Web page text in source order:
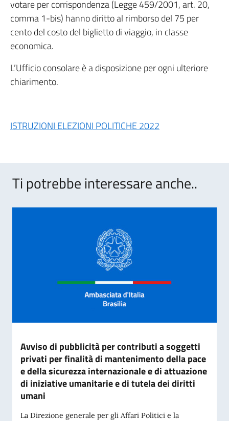
votare per corrispondenza (Legge 459/2001, art. 20,
comma 1-bis) hanno diritto al rimborso del 75 per
cento del costo del biglietto di viaggio, in classe
economica.
L’Ufficio consolare è a disposizione per ogni ulteriore
chiarimento.
ISTRUZIONI ELEZIONI POLITICHE 2022
Ti potrebbe interessare anche..
Avviso di pubblicità per contributi a soggetti
privati per finalità di mantenimento della pace
e della sicurezza internazionale e di attuazione
di iniziative umanitarie e di tutela dei diritti
umani
La Direzione generale per gli Affari Politici e la